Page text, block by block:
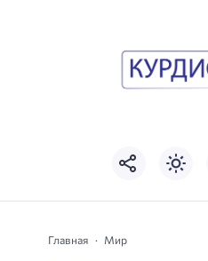
Главная Мир